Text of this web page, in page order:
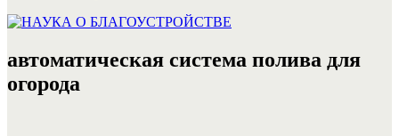
автоматическая система полива для
огорода